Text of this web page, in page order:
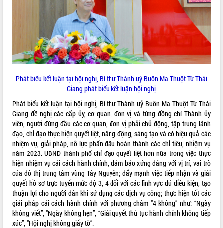
THỐNG KÊ TRUY CẬP
Hôm nay: 11427
Phát biểu kết luận tại hội nghị, Bí thư Thành uỷ Buôn Ma Thuột Từ Thái
Giang phát biểu kết luận hội nghị
Phát biểu kết luận tại hội nghị, Bí thư Thành uỷ Buôn Ma Thuột Từ Thái
Giang đề nghị các cấp ủy, cơ quan, đơn vị và từng đồng chí Thành ủy
viên, người đứng đầu các cơ quan, đơn vị phải chủ động, tập trung lãnh
đạo, chỉ đạo thực hiện quyết liệt, năng động, sáng tạo và có hiệu quả các
nhiệm vụ, giải pháp, nỗ lực phấn đấu hoàn thành các chỉ tiêu, nhiệm vụ
năm 2023. UBND thành phố chỉ đạo quyết liệt hơn nữa trong việc thực
hiện nhiệm vụ cải cách hành chính, đảm bảo xứng đáng với vị trí, vai trò
của đô thị trung tâm vùng Tây Nguyên; đẩy mạnh việc tiếp nhận và giải
quyết hồ sơ trực tuyến mức độ 3, 4 đối với các lĩnh vực đủ điều kiện, tạo
thuận lợi cho người dân khi sử dụng các dịch vụ công; thực hiện tốt các
giải pháp cải cách hành chính với phương châm “4 không” như: “Ngày
không viết”, “Ngày không hẹn”, “Giải quyết thủ tục hành chính không tiếp
xúc”, “Hội nghị không giấy tờ”.